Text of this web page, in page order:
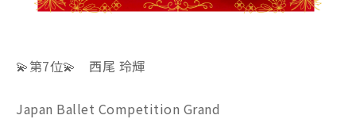
💫第7位💫 西尾 玲輝
Japan Ballet Competition Grand